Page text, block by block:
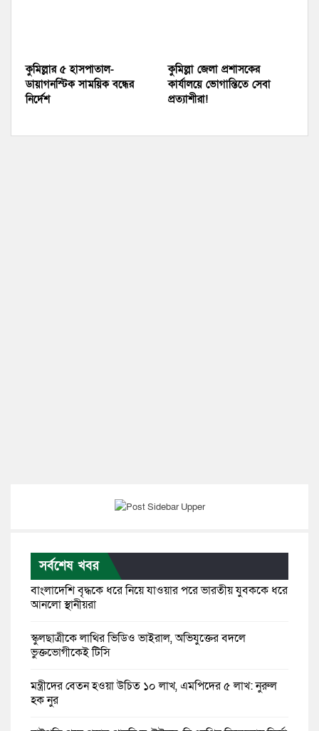
কুমিল্লার ৫ হাসপাতাল-
ডায়াগনস্টিক সাময়িক বন্ধের
নির্দেশ
কুমিল্লা জেলা প্রশাসকের
কার্যালয়ে ভোগান্তিতে সেবা
প্রত্যাশীরা!
সর্বশেষ খবর
বাংলাদেশি বৃদ্ধকে ধরে নিয়ে যাওয়ার পরে ভারতীয় যুবককে ধরে
আনলো স্থানীয়রা
স্কুলছাত্রীকে লাথির ভিডিও ভাইরাল, অভিযুক্তের বদলে
ভুক্তভোগীকেই টিসি
মন্ত্রীদের বেতন হওয়া উচিত ১০ লাখ, এমপিদের ৫ লাখ: নুরুল
হক নুর